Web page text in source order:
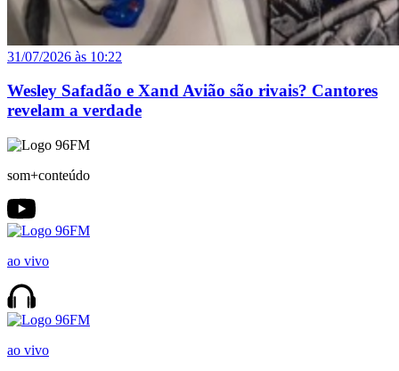
31/07/2026 às 10:22
Wesley Safadão e Xand Avião são rivais? Cantores
revelam a verdade
som+conteúdo
ao vivo
ao vivo